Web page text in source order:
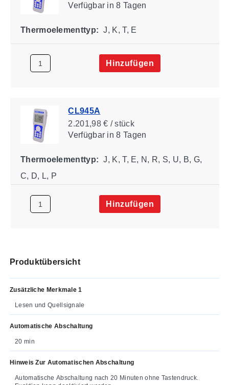
Verfügbarin 8 Tagen
Thermoelementtyp: J, K, T, E
Hinzufügen
CL945A
2.201,98 € / stück
Verfügbarin 8 Tagen
Thermoelementtyp: J, K, T, E, N, R, S, U, B, G,
C, D, L, P
Hinzufügen
Produktübersicht
Zusätzliche Merkmale 1
Lesen und Quellsignale
Automatische Abschaltung
20 min
Hinweis Zur Automatischen Abschaltung
Automatische Abschaltung nach 20 Minuten ohne Tastendruck.